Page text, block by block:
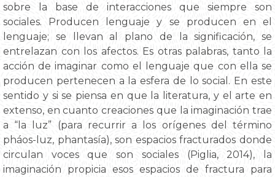
sobre la base de interacciones que siempre son
sociales. Producen lenguaje y se producen en el
lenguaje; se llevan al plano de la significación, se
entrelazan con los afectos. Es otras palabras, tanto la
acción de imaginar como el lenguaje que con ella se
producen pertenecen a la esfera de lo social. En este
sentido y si se piensa en que la literatura, y el arte en
extenso, en cuanto creaciones que la imaginación trae
a “la luz” (para recurrir a los orígenes del término
pháos-luz, phantasía), son espacios fracturados donde
circulan voces que son sociales (Piglia, 2014), la
imaginación propicia esos espacios de fractura para